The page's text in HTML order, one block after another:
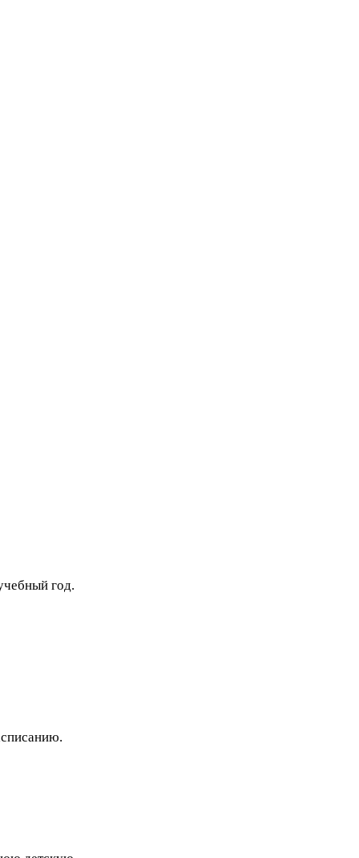
год.